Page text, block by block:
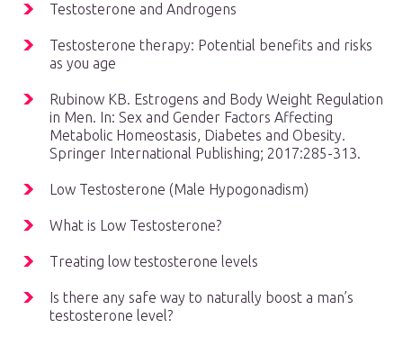
Testosterone and Androgens
Testosterone therapy: Potential benefits and risks
as you age
Rubinow KB. Estrogens and Body Weight Regulation
in Men. In: Sex and Gender Factors Affecting
Metabolic Homeostasis, Diabetes and Obesity.
Springer International Publishing; 2017:285-313.
Low Testosterone (Male Hypogonadism)
What is Low Testosterone?
Treating low testosterone levels
Is there any safe way to naturally boost a man’s
testosterone level?